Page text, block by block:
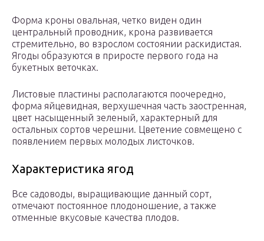
Форма кроны овальная, четко виден один
центральный проводник, крона развивается
стремительно, во взрослом состоянии раскидистая.
Ягоды образуются в приросте первого года на
букетных веточках.
Листовые пластины располагаются поочередно,
форма яйцевидная, верхушечная часть заостренная,
цвет насыщенный зеленый, характерный для
остальных сортов черешни. Цветение совмещено с
появлением первых молодых листочков.
Характеристика ягод
Все садоводы, выращивающие данный сорт,
отмечают постоянное плодоношение, а также
отменные вкусовые качества плодов.